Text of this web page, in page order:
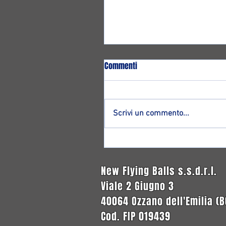
Commenti
Scrivi un commento...
New Flying Balls s.s.d.r.l.
Viale 2 Giugno 3
40064 Ozzano dell'Emilia
Cod. FIP 019439